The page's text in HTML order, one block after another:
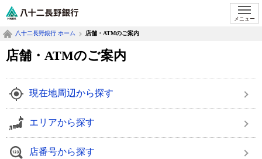
メニュー
八十二長野銀行 ホーム 店舗・ATMのご案内
店舗・ATMのご案内
現在地周辺から探す
エリアから探す
店番号から探す